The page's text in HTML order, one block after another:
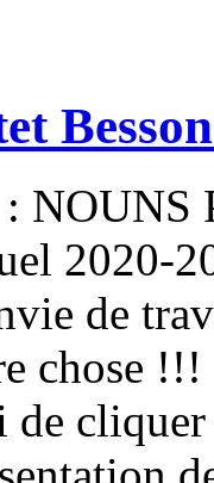
NOUNS
2020-
de
chose